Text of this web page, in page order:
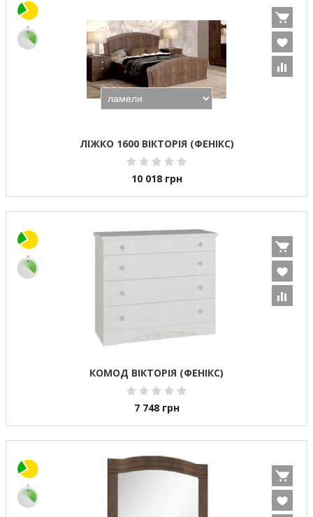
ЛІЖКО 1600 ВІКТОРІЯ (ФЕНІКС)
10 018 грн
КОМОД ВІКТОРІЯ (ФЕНІКС)
7 748 грн